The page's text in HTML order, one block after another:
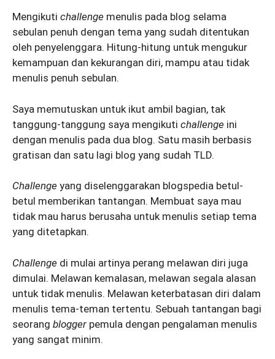
Mengikuti challenge menulis pada blog selama
sebulan penuh dengan tema yang sudah ditentukan
oleh penyelenggara. Hitung-hitung untuk mengukur
kemampuan dan kekurangan diri, mampu atau tidak
menulis penuh sebulan.
Saya memutuskan untuk ikut ambil bagian, tak
tanggung-tanggung saya mengikuti challenge ini
dengan menulis pada dua blog. Satu masih berbasis
gratisan dan satu lagi blog yang sudah TLD.
Challenge yang diselenggarakan blogspedia betul-
betul memberikan tantangan. Membuat saya mau
tidak mau harus berusaha untuk menulis setiap tema
yang ditetapkan.
Challenge di mulai artinya perang melawan diri juga
dimulai. Melawan kemalasan, melawan segala alasan
untuk tidak menulis. Melawan keterbatasan diri dalam
menulis tema-teman tertentu. Sebuah tantangan bagi
seorang blogger pemula dengan pengalaman menulis
yang sangat minim.